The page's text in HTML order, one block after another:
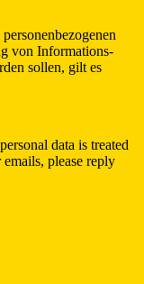
von Informations-
sollen, gilt es
data is treated
please reply